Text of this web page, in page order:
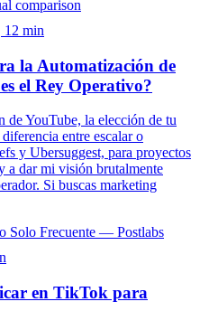
12 min
la Automatización de
el Rey Operativo?
de YouTube, la elección de tu
entre escalar o
y Ubersuggest, para proyectos
a dar mi visión brutalmente
Si buscas marketing
en TikTok para